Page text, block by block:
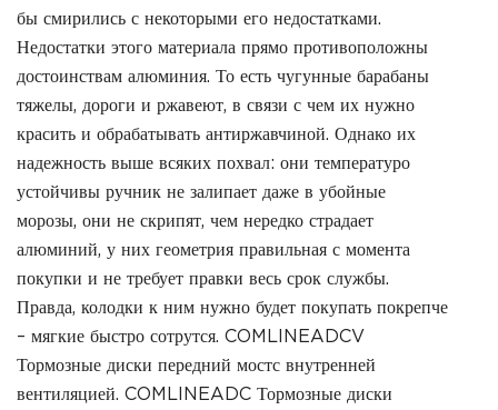
бы смирились с некоторыми его недостатками.
Недостатки этого материала прямо противоположны
достоинствам алюминия. То есть чугунные барабаны
тяжелы, дороги и ржавеют, в связи с чем их нужно
красить и обрабатывать антиржавчиной. Однако их
надежность выше всяких похвал: они температуро
устойчивы ручник не залипает даже в убойные
морозы, они не скрипят, чем нередко страдает
алюминий, у них геометрия правильная с момента
покупки и не требует правки весь срок службы.
Правда, колодки к ним нужно будет покупать покрепче
– мягкие быстро сотрутся. COMLINEADCV
Тормозные диски передний мостс внутренней
вентиляцией. COMLINEADC Тормозные диски